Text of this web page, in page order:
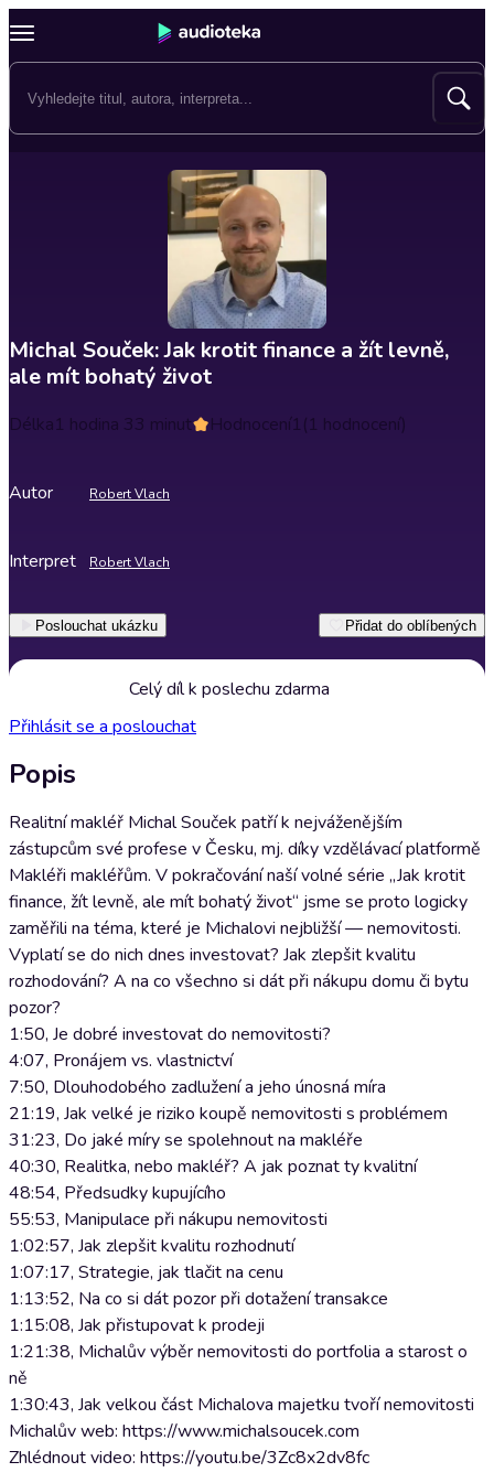
Michal Souček: Jak krotit finance a žít levně,
ale mít bohatý život
Délka1 hodina 33 minut Hodnocení1(1 hodnocení)
Autor Robert Vlach
Interpret Robert Vlach
Poslouchat ukázku Přidat do oblíbených
Celý díl k poslechu zdarma
Přihlásit se a poslouchat
Popis
Realitní makléř Michal Souček patří k nejváženějším
zástupcům své profese v Česku, mj. díky vzdělávací platformě
Makléři makléřům. V pokračování naší volné série „Jak krotit
finance, žít levně, ale mít bohatý život“ jsme se proto logicky
zaměřili na téma, které je Michalovi nejbližší — nemovitosti.
Vyplatí se do nich dnes investovat? Jak zlepšit kvalitu
rozhodování? A na co všechno si dát při nákupu domu či bytu
pozor?
1:50, Je dobré investovat do nemovitosti?
4:07, Pronájem vs. vlastnictví
7:50, Dlouhodobého zadlužení a jeho únosná míra
21:19, Jak velké je riziko koupě nemovitosti s problémem
31:23, Do jaké míry se spolehnout na makléře
40:30, Realitka, nebo makléř? A jak poznat ty kvalitní
48:54, Předsudky kupujícího
55:53, Manipulace při nákupu nemovitosti
1:02:57, Jak zlepšit kvalitu rozhodnutí
1:07:17, Strategie, jak tlačit na cenu
1:13:52, Na co si dát pozor při dotažení transakce
1:15:08, Jak přistupovat k prodeji
1:21:38, Michalův výběr nemovitosti do portfolia a starost o
ně
1:30:43, Jak velkou část Michalova majetku tvoří nemovitosti
Michalův web: https://www.michalsoucek.com
Zhlédnout video: https://youtu.be/3Zc8x2dv8fc